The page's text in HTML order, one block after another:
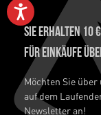
Sie erhalten 10
Für Einkäufe
Möchten Sie
auf dem
Newsletter an!